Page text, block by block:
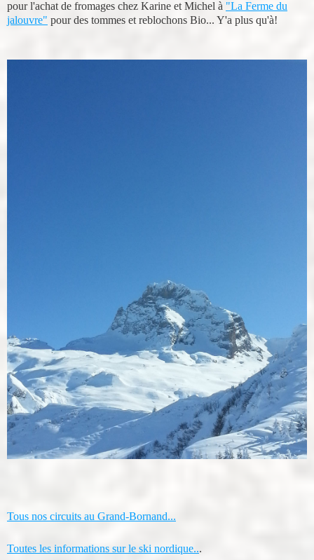
pour l'achat de fromages chez Karine et Michel à "La Ferme du
jalouvre" pour des tommes et reblochons Bio... Y'a plus qu'à!
Tous nos circuits au Grand-Bornand...
Toutes les informations sur le ski nordique...